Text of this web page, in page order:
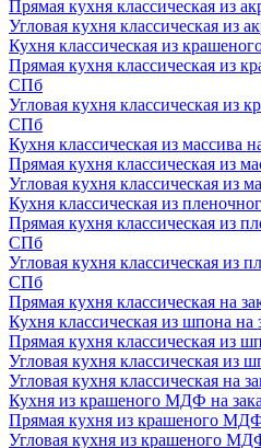
Прямая кухня классическая из
Угловая кухня классическая из
Кухня классическая из
Прямая кухня классическая из
СПб
Угловая кухня классическая из
СПб
Кухня классическая из массива
Прямая кухня классическая из
Угловая кухня классическая из
Кухня классическая из
Прямая кухня классическая из
СПб
Угловая кухня классическая из
СПб
Прямая кухня классическая на
Кухня классическая из шпона на
Прямая кухня классическая из
Угловая кухня классическая из
Угловая кухня классическая на
Кухня из крашеного МДФ на
Прямая кухня из крашеного
Угловая кухня из крашеного